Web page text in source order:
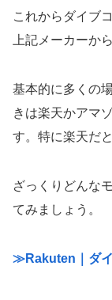
これからダイブ
上記メーカーか
基本的に多くの
きは楽天かアマ
す。特に楽天だ
ざっくりどんな
てみましょう。
≫Rakuten｜ダ